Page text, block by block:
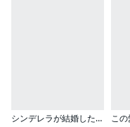
シンデレラが結婚したので意地悪な義姉はクールに去……れません！？（単話版）